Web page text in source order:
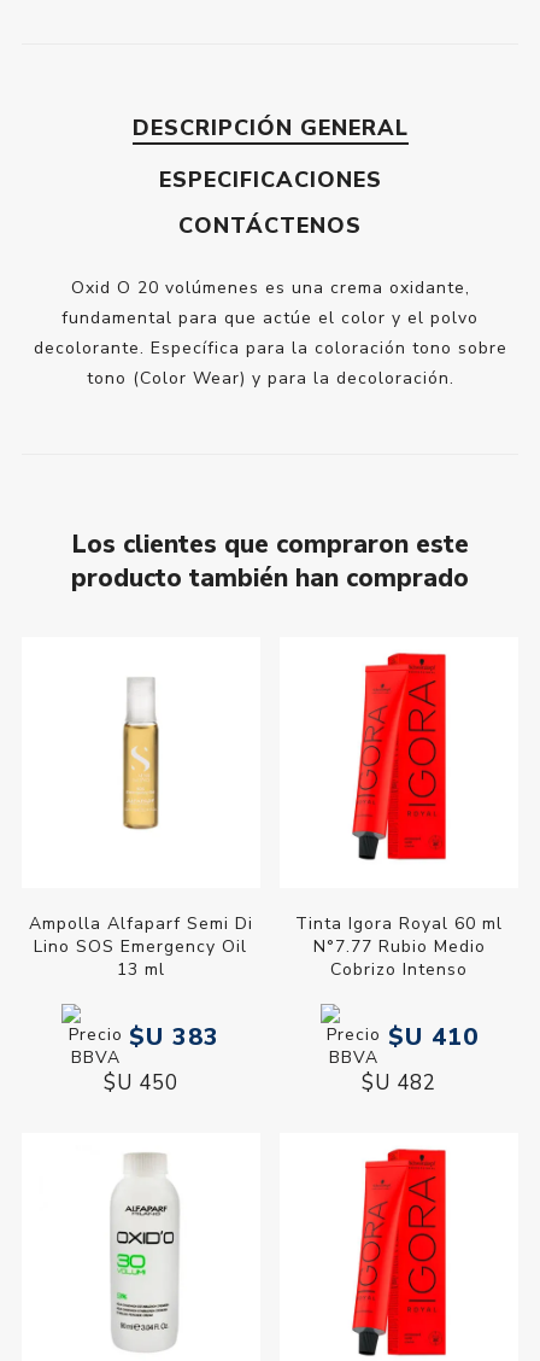
DESCRIPCIÓN GENERAL
ESPECIFICACIONES
CONTÁCTENOS
Oxid O 20 volúmenes es una crema oxidante,
fundamental para que actúe el color y el polvo
decolorante. Específica para la coloración tono sobre
tono (Color Wear) y para la decoloración.
Los clientes que compraron este
producto también han comprado
Ampolla Alfaparf Semi Di
Lino SOS Emergency Oil
13 ml
$U 383
$U 450
Tinta Igora Royal 60 ml
N°7.77 Rubio Medio
Cobrizo Intenso
$U 410
$U 482